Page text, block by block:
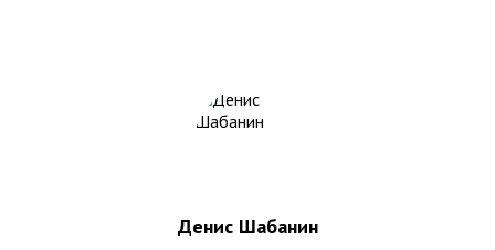
Денис Шабанин